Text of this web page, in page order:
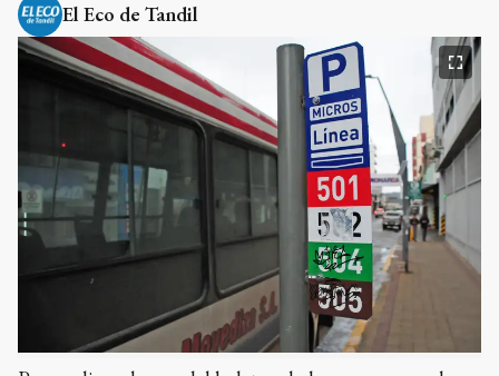
El Eco de Tandil